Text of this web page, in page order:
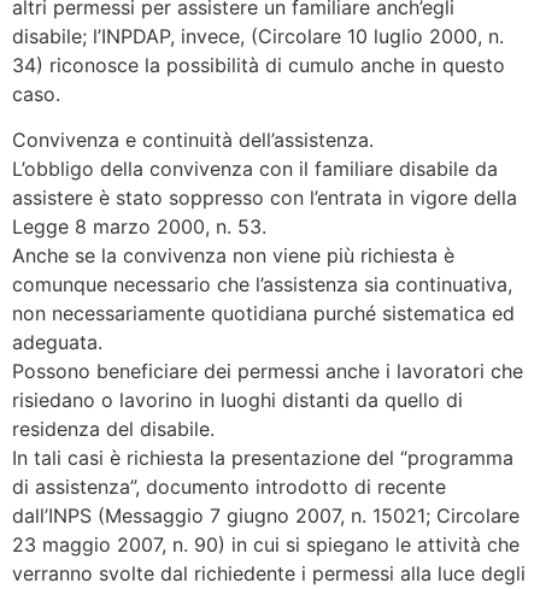
altri permessi per assistere un familiare anch’egli
disabile; l’INPDAP, invece, (Circolare 10 luglio 2000, n.
34) riconosce la possibilità di cumulo anche in questo
caso.
Convivenza e continuità dell’assistenza.
L’obbligo della convivenza con il familiare disabile da
assistere è stato soppresso con l’entrata in vigore della
Legge 8 marzo 2000, n. 53.
Anche se la convivenza non viene più richiesta è
comunque necessario che l’assistenza sia continuativa,
non necessariamente quotidiana purché sistematica ed
adeguata.
Possono beneficiare dei permessi anche i lavoratori che
risiedano o lavorino in luoghi distanti da quello di
residenza del disabile.
In tali casi è richiesta la presentazione del “programma
di assistenza”, documento introdotto di recente
dall’INPS (Messaggio 7 giugno 2007, n. 15021; Circolare
23 maggio 2007, n. 90) in cui si spiegano le attività che
verranno svolte dal richiedente i permessi alla luce degli